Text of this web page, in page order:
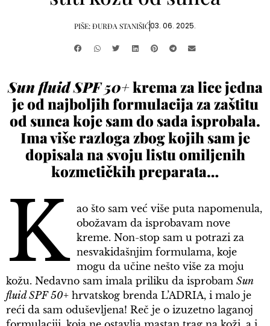
PIŠE:ĐURĐA STANIŠIĆ03. 06. 2025.
Sun fluid SPF 50+krema za lice jedna
je od najboljih formulacija za zaštitu
od sunca koje sam do sada isprobala.
Ima više razloga zbog kojih sam je
dopisala na svoju listu omiljenih
kozmetičkih preparata…
K
ao što sam već više puta napomenula,
obožavam da isprobavam nove
kreme. Non-stop sam u potrazi za
nesvakidašnjim formulama, koje
mogu da učine nešto više za moju
kožu. Nedavno sam imala priliku da isprobam Sun
fluid SPF 50+ hrvatskog brenda L’ADRIA, i malo je
reći da sam oduševljena! Reč je o izuzetno laganoj